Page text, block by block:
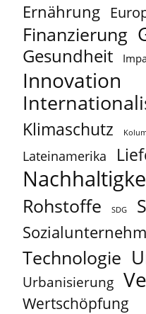
Ernährung
Finanzierung
Gesundheit
Innovation
Klimaschutz
Lateinamerika
Rohstoffe SDG
Technologie
Urbanisierung
Wertschöpfung